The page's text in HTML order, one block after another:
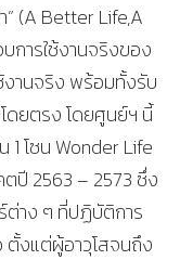
(A Better Life,A
ารใช้งานจริงของ
งานจริง พร้อมทั้งรับ
ดยตรง โดยศูนย์ฯ นี้
1 โซน Wonder Life
ปี 2563 – 2573 ซึ่ง
ต่าง ๆ ที่ปฏิบัติการ
ตั้งแต่ผู้อาวุโสจนถึง